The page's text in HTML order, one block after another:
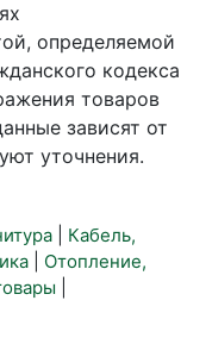
определяемой
кодекса
товаров
зависят от
уточнения.
Кабель,
Отопление,